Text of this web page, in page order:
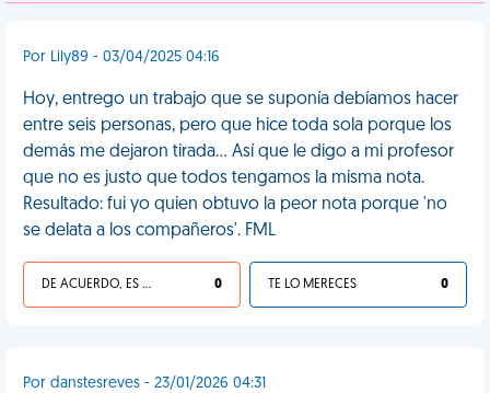
Por Lily89 - 03/04/2025 04:16
Hoy, entrego un trabajo que se suponía debíamos hacer
entre seis personas, pero que hice toda sola porque los
demás me dejaron tirada... Así que le digo a mi profesor
que no es justo que todos tengamos la misma nota.
Resultado: fui yo quien obtuvo la peor nota porque 'no
se delata a los compañeros'. FML
DE ACUERDO, ES UNA VIDA HP 0 TE LO MERECES 0
Por danstesreves - 23/01/2026 04:31